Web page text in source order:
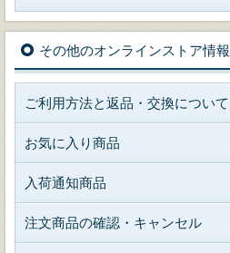
その他のオンラインストア情報
ご利用方法と返品・交換について
お気に入り商品
入荷通知商品
注文商品の確認・キャンセル